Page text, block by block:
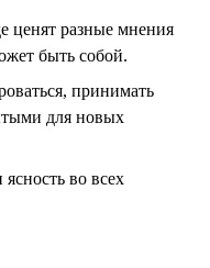
ценят разные мнения
быть собой.
принимать
для новых
ясность во всех